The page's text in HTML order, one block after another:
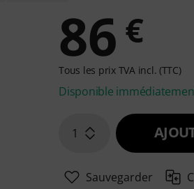
86 €
Tous les prix TVA incl. (TTC)
Disponible
1
Sauvegarder